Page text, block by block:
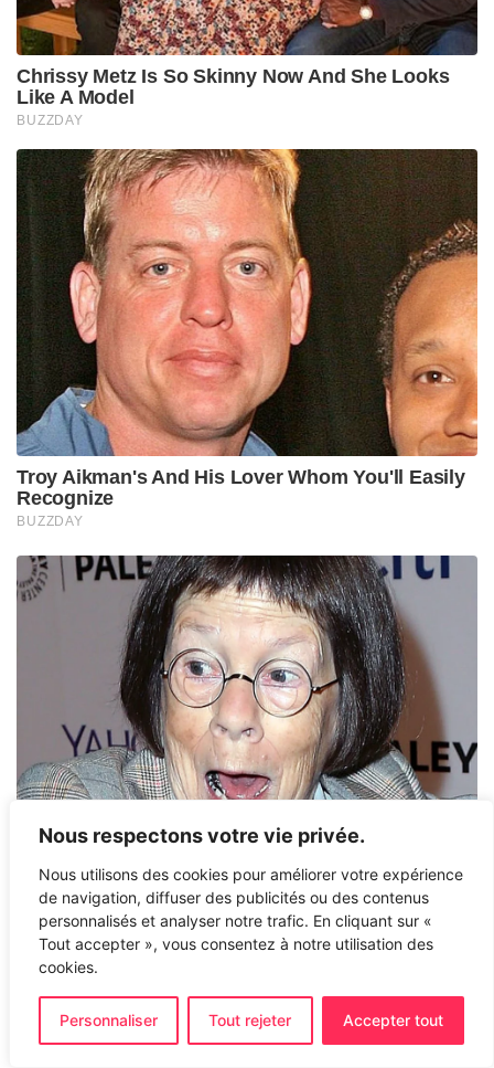
Nous respectons votre vie privée.
Nous utilisons des cookies pour améliorer votre expérience
de navigation, diffuser des publicités ou des contenus
personnalisés et analyser notre trafic. En cliquant sur «
Tout accepter », vous consentez à notre utilisation des
cookies.
Personnaliser Tout rejeter Accepter tout